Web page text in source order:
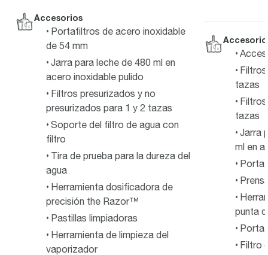
Accesorios
Portafiltros de acero inoxidable
de 54 mm
Jarra para leche de 480 ml en
acero inoxidable pulido
Filtros presurizados y no
presurizados para 1 y 2 tazas
Soporte del filtro de agua con
filtro
Tira de prueba para la dureza del
agua
Herramienta dosificadora de
precisión the Razor™
Pastillas limpiadoras
Herramienta de limpieza del
vaporizador
tazas
tazas
Jarra
ml en
punta
Filtro